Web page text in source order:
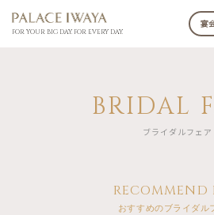
FOR YOUR BIG DAY. FOR EVERY DAY.
宴
BRIDAL
ブライダルフェア
RECOMMEND
おすすめのブライダル